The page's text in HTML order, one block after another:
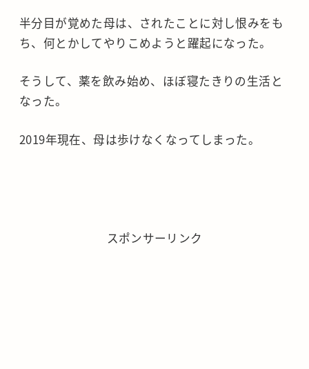
半分目が覚めた母は、されたことに対し恨みをも
ち、何とかしてやりこめようと躍起になった。
そうして、薬を飲み始め、ほぼ寝たきりの生活と
なった。
2019年現在、母は歩けなくなってしまった。
スポンサーリンク